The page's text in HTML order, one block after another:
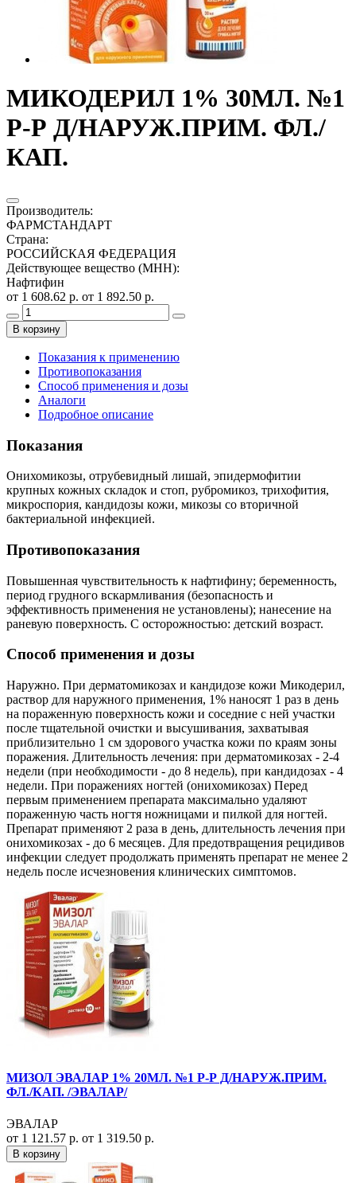
МИКОДЕРИЛ 1% 30МЛ. №1
Р-Р Д/НАРУЖ.ПРИМ. ФЛ./
КАП.
Производитель:
ФАРМСТАНДАРТ
Страна:
РОССИЙСКАЯ ФЕДЕРАЦИЯ
Действующее вещество (МНН):
Нафтифин
от 1 608.62 р. от 1 892.50 р.
В корзину
Показания к применению
Противопоказания
Способ применения и дозы
Аналоги
Подробное описание
Показания
Онихомикозы, отрубевидный лишай, эпидермофитии
крупных кожных складок и стоп, рубромикоз, трихофития,
микроспория, кандидозы кожи, микозы со вторичной
бактериальной инфекцией.
Противопоказания
Повышенная чувствительность к нафтифину; беременность,
период грудного вскармливания (безопасность и
эффективность применения не установлены); нанесение на
раневую поверхность. С осторожностью: детский возраст.
Способ применения и дозы
Наружно. При дерматомикозах и кандидозе кожи Микодерил,
раствор для наружного применения, 1% наносят 1 раз в день
на пораженную поверхность кожи и соседние с ней участки
после тщательной очистки и высушивания, захватывая
приблизительно 1 см здорового участка кожи по краям зоны
поражения. Длительность лечения: при дерматомикозах - 2-4
недели (при необходимости - до 8 недель), при кандидозах - 4
недели. При поражениях ногтей (онихомикозах) Перед
первым применением препарата максимально удаляют
пораженную часть ногтя ножницами и пилкой для ногтей.
Препарат применяют 2 раза в день, длительность лечения при
онихомикозах - до 6 месяцев. Для предотвращения рецидивов
инфекции следует продолжать применять препарат не менее 2
недель после исчезновения клинических симптомов.
МИЗОЛ ЭВАЛАР 1% 20МЛ. №1 Р-Р Д/НАРУЖ.ПРИМ.
ФЛ./КАП. /ЭВАЛАР/
ЭВАЛАР
от 1 121.57 р. от 1 319.50 р.
В корзину